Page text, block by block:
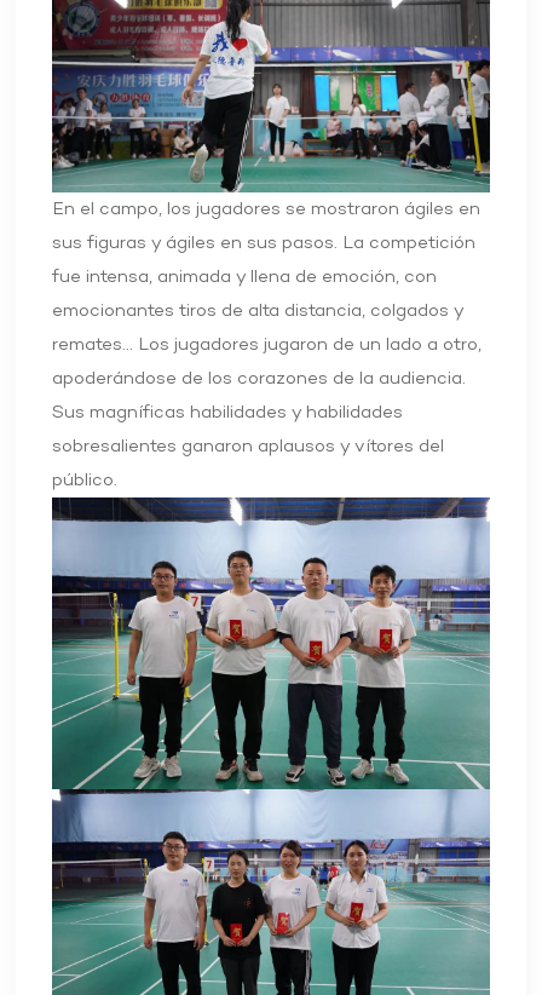
En el campo, los jugadores se mostraron ágiles en
sus figuras y ágiles en sus pasos. La competición
fue intensa, animada y llena de emoción, con
emocionantes tiros de alta distancia, colgados y
remates... Los jugadores jugaron de un lado a otro,
apoderándose de los corazones de la audiencia.
Sus magníficas habilidades y habilidades
sobresalientes ganaron aplausos y vítores del
público.